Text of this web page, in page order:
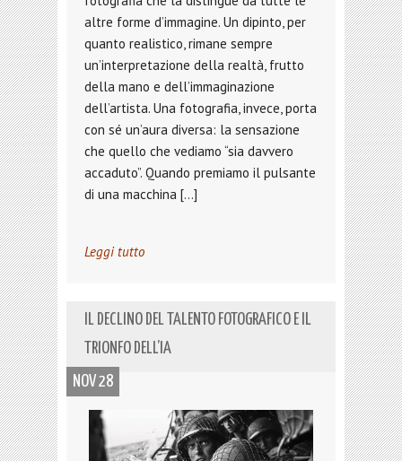
altre forme d’immagine. Un dipinto, per
quanto realistico, rimane sempre
un’interpretazione della realtà, frutto
della mano e dell’immaginazione
dell’artista. Una fotografia, invece, porta
con sé un’aura diversa: la sensazione
che quello che vediamo “sia davvero
accaduto”. Quando premiamo il pulsante
di una macchina […]
Leggi tutto
IL DECLINO DEL TALENTO FOTOGRAFICO E IL
TRIONFO DELL’IA
NOV 28